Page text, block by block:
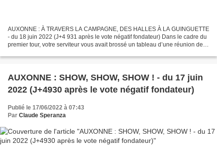
AUXONNE : À TRAVERS LA CAMPAGNE, DES HALLES À LA GUINGUETTE
- du 18 juin 2022 (J+4 931 après le vote négatif fondateur) Dans le cadre du
premier tour, votre serviteur vous avait brossé un tableau d’une réunion de
AUXONNE : SHOW, SHOW, SHOW ! - du 17 juin
2022 (J+4930 après le vote négatif fondateur)
Publié le 17/06/2022 à 07:43
Par Claude Speranza